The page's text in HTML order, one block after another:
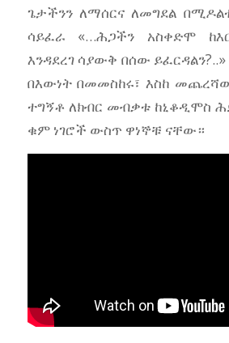
ጌታችንን ለማሰርና ለመግደል
ሳይፈራ «…ሕጋችን አስቀድሞ
እንዳደረገ ሳያውቅ በሰው
በእውነት በመመስከሩ፣ እስከ
ተግኝቶ ለክብር መብቃቱ ከኒቆዲሞስ
ቁም ነገሮች ውስጥ ዋነኞቹ ናቸው።